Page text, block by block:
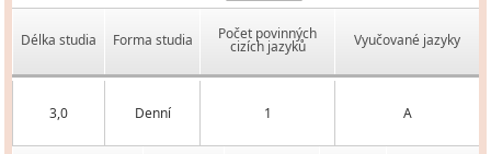
Délka studia Forma studia Počet povinných
cizích jazyků Vyučované jazyky
3,0 Denní 1 A